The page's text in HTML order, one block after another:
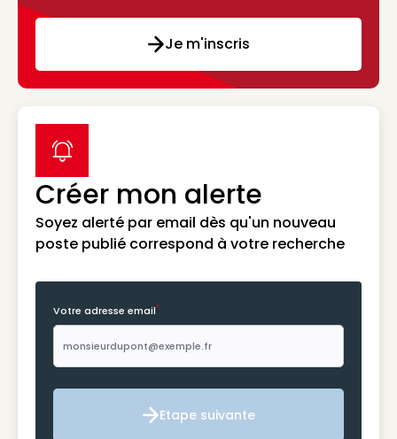
Je m'inscris
Créer mon alerte
Soyez alerté par email dès qu'un nouveau
poste publié correspond à votre recherche
label icon
Votre adresse email*
Etape suivante
Etape suivante